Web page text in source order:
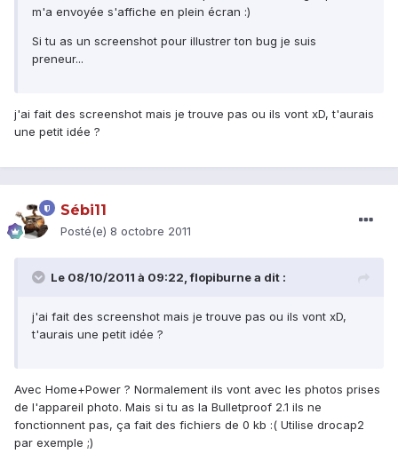
m'a envoyée s'affiche en plein écran :)
Si tu as un screenshot pour illustrer ton bug je suis
preneur...
j'ai fait des screenshot mais je trouve pas ou ils vont xD, t'aurais
une petit idée ?
Sébi11
Posté(e) 8 octobre 2011
Le 08/10/2011 à 09:22, flopiburne a dit :
j'ai fait des screenshot mais je trouve pas ou ils vont xD,
t'aurais une petit idée ?
Avec Home+Power ? Normalement ils vont avec les photos prises
de l'appareil photo. Mais si tu as la Bulletproof 2.1 ils ne
fonctionnent pas, ça fait des fichiers de 0 kb :( Utilise drocap2
par exemple ;)